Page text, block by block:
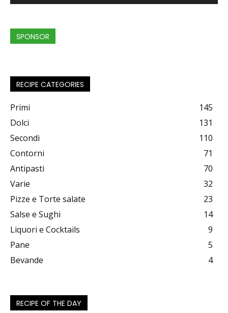
SPONSOR
RECIPE CATEGORIES
Primi
145
Dolci
131
Secondi
110
Contorni
71
Antipasti
70
Varie
32
Pizze e Torte salate
23
Salse e Sughi
14
Liquori e Cocktails
9
Pane
5
Bevande
4
RECIPE OF THE DAY